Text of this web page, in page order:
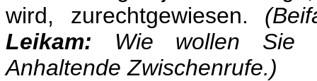
wird, zurechtgewiesen.
Leikam: Wie wollen Sie
Anhaltende Zwischenrufe.)